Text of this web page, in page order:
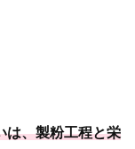
は、製粉工程と栄